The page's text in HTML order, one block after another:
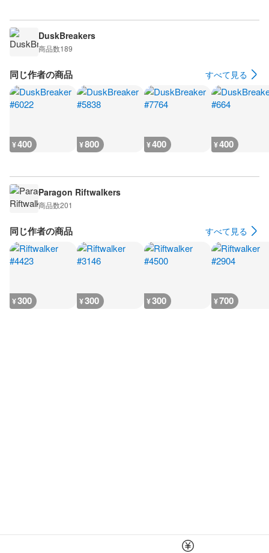
DuskBreakers
商品数189
同じ作者の商品 すべて見る
¥400 ¥800 ¥400 ¥400
Paragon Riftwalkers
商品数201
同じ作者の商品 すべて見る
¥300 ¥300 ¥300 ¥700